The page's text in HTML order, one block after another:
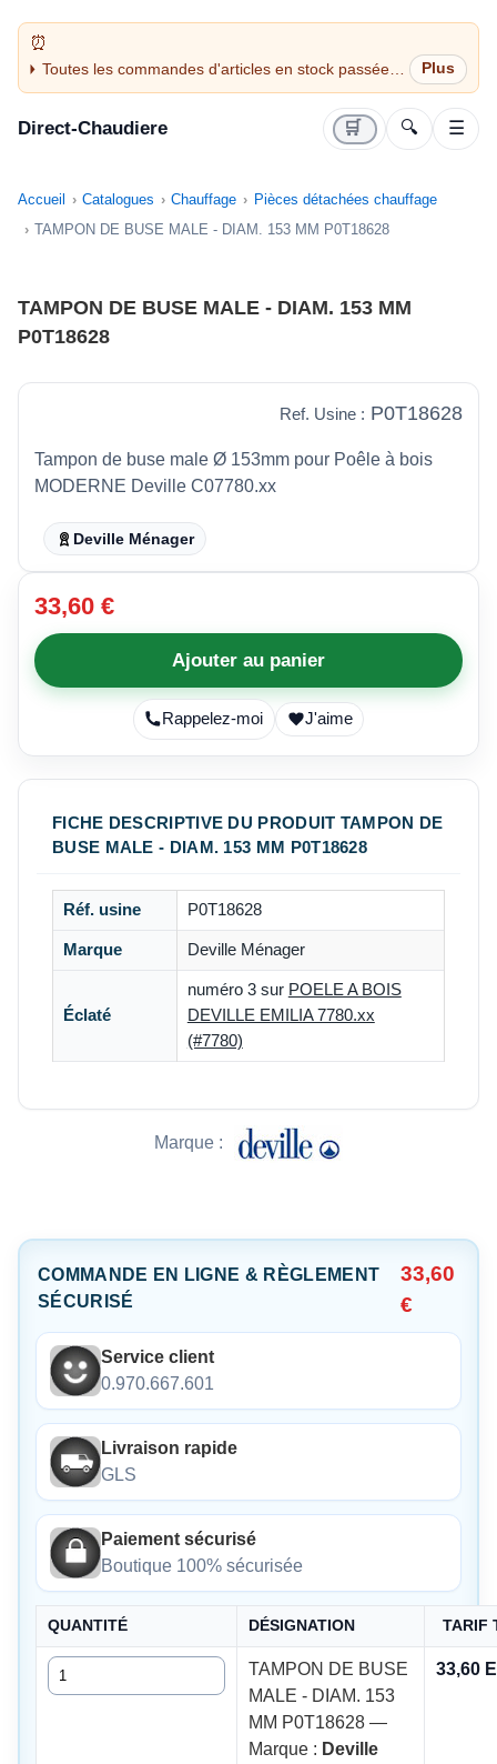
Toutes les commandes d'articles en stock passées
avant 14H sont expédiées le jour même (jours
Direct-Chaudiere 🛒 🔍 ☰
Accueil Catalogues Chauffage
Pièces détachées chauffage
TAMPON DE BUSE MALE - DIAM. 153 MM P0T18628
TAMPON DE BUSE MALE - DIAM. 153 MM
P0T18628
Ref. Usine : P0T18628
Tampon de buse male Ø 153mm pour Poêle à bois
MODERNE Deville C07780.xx
Deville Ménager
33,60 €
Ajouter au panier
Rappelez-moi J'aime
FICHE DESCRIPTIVE DU PRODUIT TAMPON DE
BUSE MALE - DIAM. 153 MM P0T18628
Réf. usine P0T18628
Marque Deville Ménager
Éclaté
numéro 3 sur POELE A BOIS
DEVILLE EMILIA 7780.xx
(#7780)
Marque :
COMMANDE EN LIGNE & RÈGLEMENT
SÉCURISÉ
33,60
€
Service client
0.970.667.601
Livraison rapide
GLS
Paiement sécurisé
Boutique 100% sécurisée
QUANTITÉ DÉSIGNATION TARIF
Quantité
TAMPON DE BUSE
MALE - DIAM. 153
MM P0T18628 —
Marque : Deville
33,60